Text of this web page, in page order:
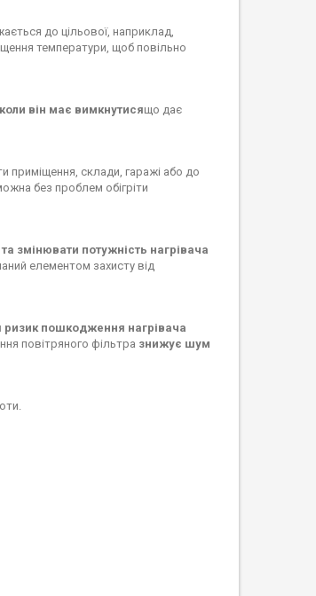
до цільової, наприклад,
температури, щоб повільно
він має вимкнутисящо дає
приміщення, склади, гаражі або до
без проблем обігріти
змінювати потужність нагрівача
елементом захисту від
ризик пошкодження нагрівача
повітряного фільтра знижує шум